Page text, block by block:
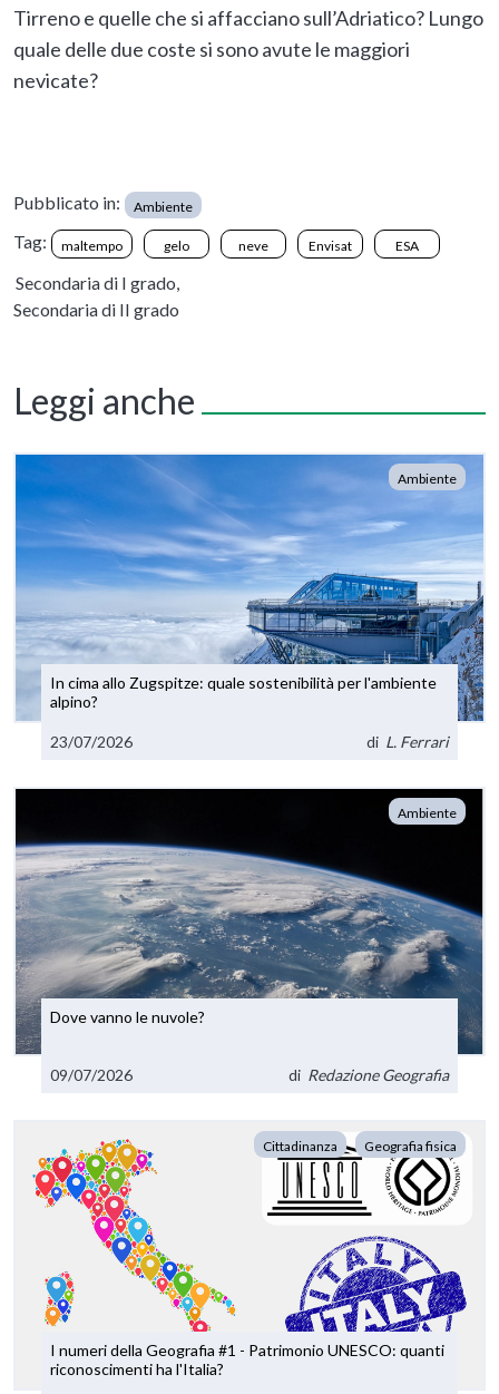
Tirreno e quelle che si affacciano sull’Adriatico? Lungo
quale delle due coste si sono avute le maggiori
nevicate?
Pubblicato in: Ambiente
Tag: maltempo gelo neve Envisat ESA
Secondaria di I grado,
Secondaria di II grado
Leggi anche
Ambiente
In cima allo Zugspitze: quale sostenibilità per l'ambiente
alpino?
23/07/2026 di L. Ferrari
Ambiente
Dove vanno le nuvole?
09/07/2026 di Redazione Geografia
Cittadinanza Geografia fisica
I numeri della Geografia #1 - Patrimonio UNESCO: quanti
riconoscimenti ha l'Italia?